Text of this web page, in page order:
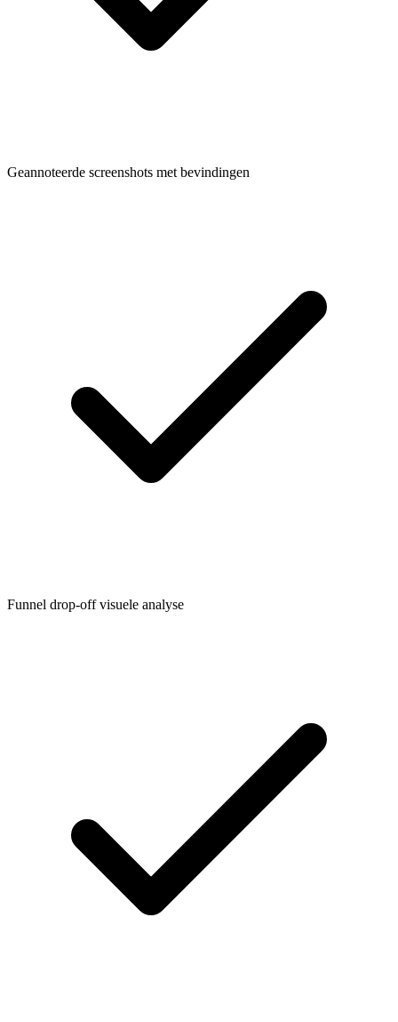
Geannoteerde screenshots met bevindingen
Funnel drop-off visuele analyse